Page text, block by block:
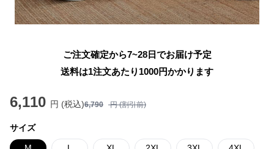
ご注文確定から7~28日でお届け予定
送料は1注文あたり 1000円かかります
6,110 円 (税込)6,790 円 (割引前)
サイズ